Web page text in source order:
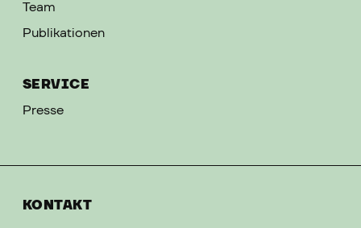
Team
Publikationen
SERVICE
Presse
KONTAKT